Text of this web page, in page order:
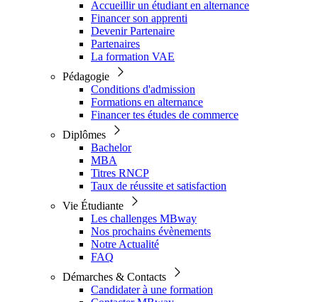
Accueillir un étudiant en alternance
Financer son apprenti
Devenir Partenaire
Partenaires
La formation VAE
Pédagogie
Conditions d'admission
Formations en alternance
Financer tes études de commerce
Diplômes
Bachelor
MBA
Titres RNCP
Taux de réussite et satisfaction
Vie Étudiante
Les challenges MBway
Nos prochains évènements
Notre Actualité
FAQ
Démarches & Contacts
Candidater à une formation